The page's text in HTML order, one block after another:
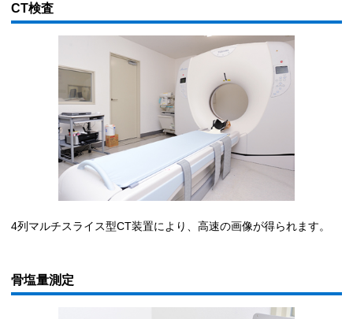
CT検査
4列マルチスライス型CT装置により、高速の画像が得られます。
骨塩量測定